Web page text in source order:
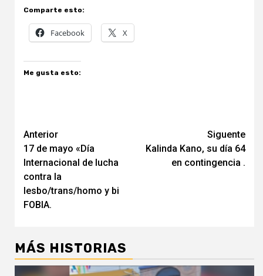
Comparte esto:
Facebook X
Me gusta esto:
Navegación
de
entradas
Anterior
17 de mayo «Día
Internacional de lucha
contra la
lesbo/trans/homo y bi
FOBIA.
Siguente
Kalinda Kano, su día 64
en contingencia .
MÁS HISTORIAS